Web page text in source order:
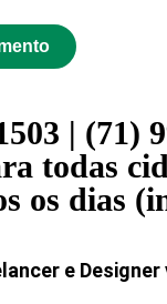
| (71)
todas
os dias
e